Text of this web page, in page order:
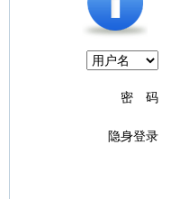
密 码
隐身登录